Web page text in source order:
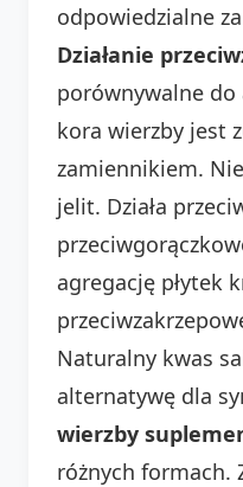
odpowiedzialne
Działanie
porównywalne do
kora wierzby jest
zamiennikiem.
jelit. Działa
agregację płytek
Naturalny kwas
alternatywę dla
wierzby
różnych formach.